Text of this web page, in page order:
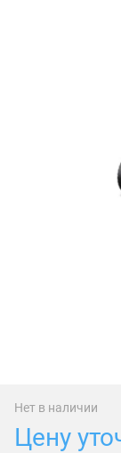
Нет в наличии
Цену